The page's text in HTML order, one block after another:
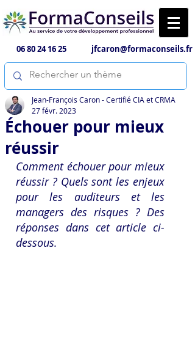
06 80 24 16 25 jfcaron@formaconseils.fr
Échouer pour mieux
réussir
Jean-François Caron - Certifié CIA et CRMA
27 févr. 2023
Comment échouer pour mieux
réussir ? Quels sont les enjeux
pour les auditeurs et les
managers des risques ? Des
réponses dans cet article ci-
dessous.